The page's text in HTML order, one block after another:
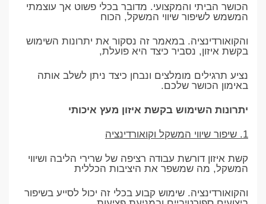
הכושר הביתי והמקצועי. מדובר בכלי פשוט אך עוצמתי
המשמש לשיפור שיווי המשקל, הכוח
והקואורדינציה. במאמר זה נסקור את יתרונות השימוש
בקשת איזון, נסביר כיצד היא פועלת,
נציע תרגילים מומלצים ונבחן כיצד ניתן לשלב אותה
באימון הכושר שלכם.
יתרונות השימוש בקשת איזון מעץ איכותי
1. שיפור שיווי המשקל וקואורדינציה
קשת איזון דורשת עבודה רציפה של שרירי הליבה ושיווי
המשקל, מה שמשפר את היציבות הכללית
והקואורדינציה. שימוש קבוע בכלי זה יכול לסייע בשיפור